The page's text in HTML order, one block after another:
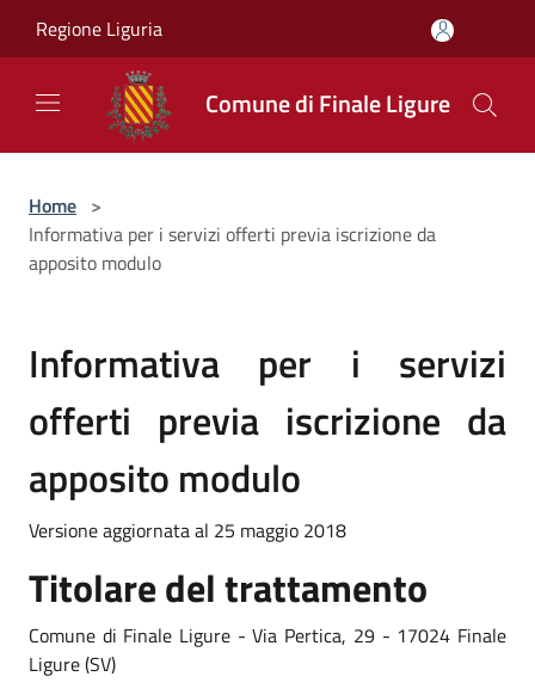
Regione Liguria
Comune di Finale Ligure
Home >
Informativa per i servizi offerti previa iscrizione da
apposito modulo
Informativa per i servizi
offerti previa iscrizione da
apposito modulo
Versione aggiornata al 25 maggio 2018
Titolare del trattamento
Comune di Finale Ligure - Via Pertica, 29 - 17024 Finale
Ligure (SV)